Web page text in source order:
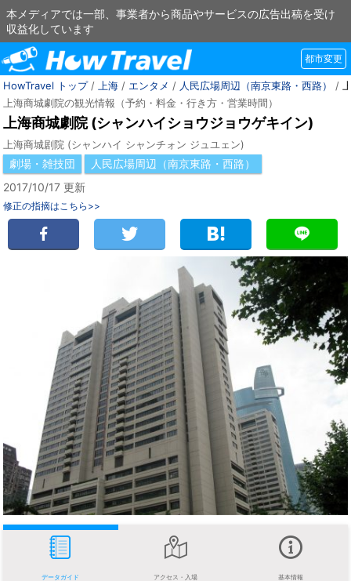
本メディアでは一部、事業者から商品やサービスの広告出稿を受け
収益化しています
都市変更
HowTravel トップ/ 上海 / エンタメ / 人民広場周辺（南京東路・西路） /
上海商城劇院の観光情報（予約・料金・行き方・営業時間）
上海商城劇院 (シャンハイショウジョウゲキイン)
上海商城剧院 (シャンハイ シャンチォン ジュユェン)
劇場・雑技団
人民広場周辺（南京東路・西路）
2017/10/17 更新
修正の指摘はこちら>>
データガイド アクセス・入場 基本情報